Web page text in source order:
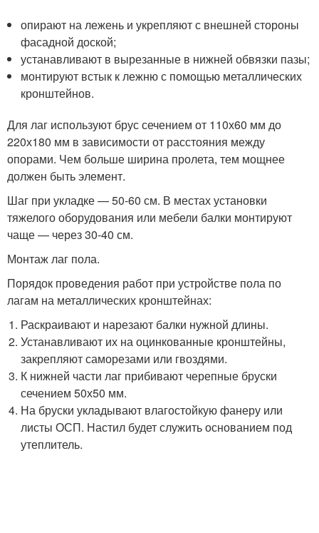
опирают на лежень и укрепляют с внешней стороны
фасадной доской;
устанавливают в вырезанные в нижней обвязки пазы;
монтируют встык к лежню с помощью металлических
кронштейнов.
Для лаг используют брус сечением от 110х60 мм до
220х180 мм в зависимости от расстояния между
опорами. Чем больше ширина пролета, тем мощнее
должен быть элемент.
Шаг при укладке — 50-60 см. В местах установки
тяжелого оборудования или мебели балки монтируют
чаще — через 30-40 см.
Монтаж лаг пола.
Порядок проведения работ при устройстве пола по
лагам на металлических кронштейнах:
Раскраивают и нарезают балки нужной длины.
Устанавливают их на оцинкованные кронштейны,
закрепляют саморезами или гвоздями.
К нижней части лаг прибивают черепные бруски
сечением 50х50 мм.
На бруски укладывают влагостойкую фанеру или
листы ОСП. Настил будет служить основанием под
утеплитель.